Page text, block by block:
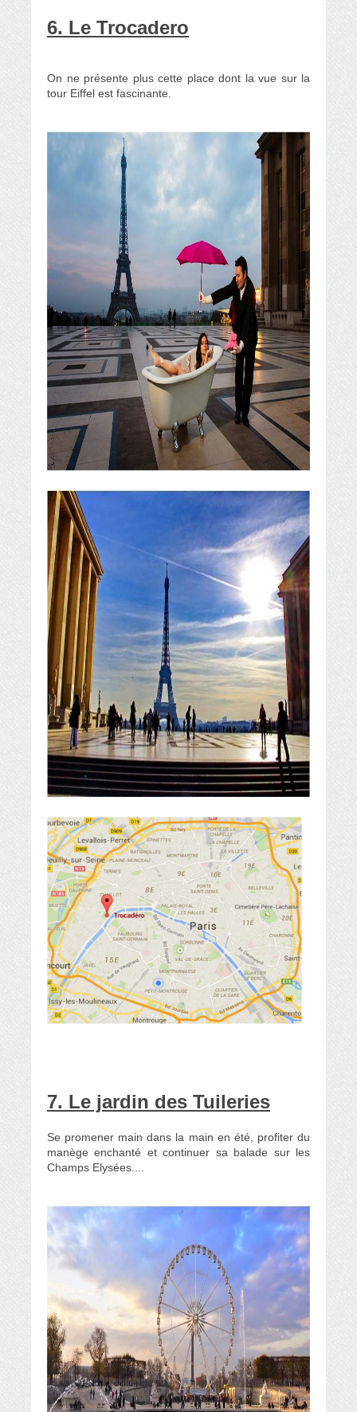
6. Le Trocadero
On ne présente plus cette place dont la vue sur la
tour Eiffel est fascinante.
7. Le jardin des Tuileries
Se promener main dans la main en été, profiter du
manège enchanté et continuer sa balade sur les
Champs Elysées....